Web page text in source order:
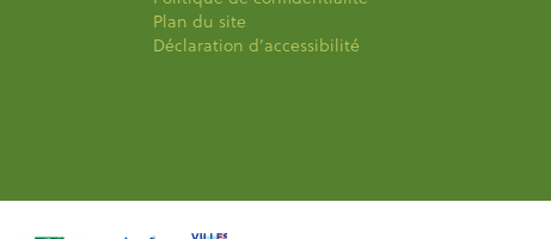
Plan du site
Déclaration d’accessibilité